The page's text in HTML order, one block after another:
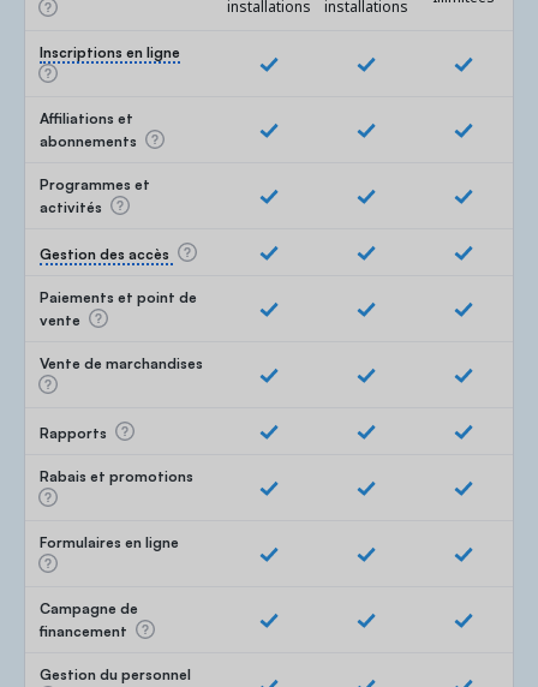
installations
installations
Inscriptions en ligne
Affiliations et
abonnements
Programmes et
activités
Gestion des accès
Paiements et point de
vente
Vente de marchandises
Rapports
Rabais et promotions
Formulaires en ligne
Campagne de
financement
Gestion du personnel